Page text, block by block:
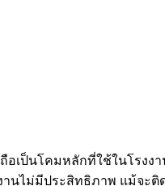
อเป็นโคมหลักที่ใช้ในโร
นไม่มีประสิทธิภาพ แม้จ